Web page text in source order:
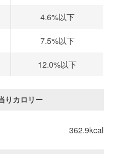
4.6%以下
7.5%以下
12.0%以下
りカロリー
362.9kcal